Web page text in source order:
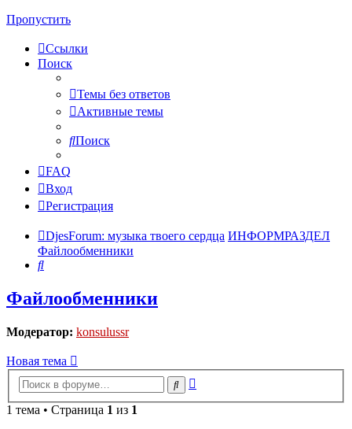
Пропустить
Ссылки
Поиск
Темы без ответов
Активные темы
Поиск
FAQ
Вход
Регистрация
DjesForum: музыка твоего сердца ИНФОРМРАЗДЕЛ
Файлообменники
Поиск
Файлообменники
Модератор: konsulussr
Новая тема
Поиск
1 тема • Страница 1 из 1